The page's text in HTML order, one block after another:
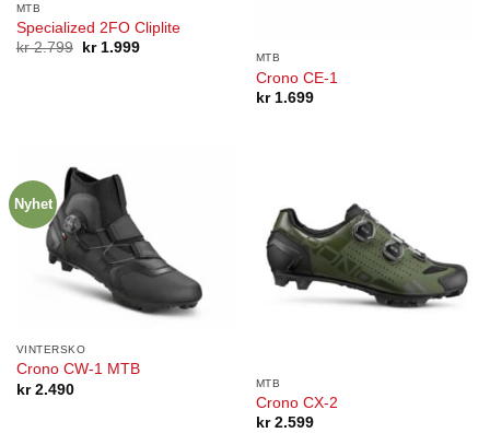
MTB
Specialized 2FO Cliplite
kr2.799
Opprinnelig
kr1.999Nåværende
MTB
Crono CE-1
kr1.699
Nyhet
VINTERSKO
Crono CW-1 MTB
kr2.490 MTB
Crono CX-2
kr2.599